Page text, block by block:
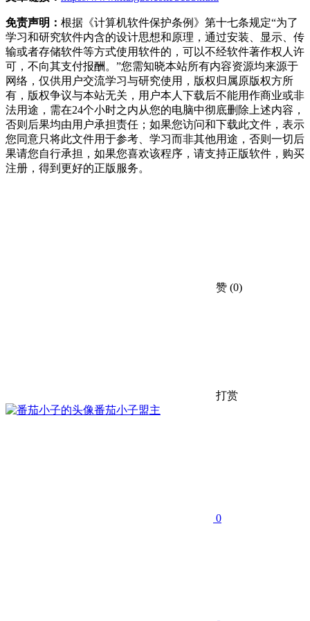
免责声明： 根据《计算机软件保护条例》第十七条规定“为了
学习和研究软件内含的设计思想和原理，通过安装、显示、传
输或者存储软件等方式使用软件的，可以不经软件著作权人许
可，不向其支付报酬。”您需知晓本站所有内容资源均来源于
网络，仅供用户交流学习与研究使用，版权归属原版权方所
有，版权争议与本站无关，用户本人下载后不能用作商业或非
法用途，需在24个小时之内从您的电脑中彻底删除上述内容，
否则后果均由用户承担责任；如果您访问和下载此文件，表示
您同意只将此文件用于参考、学习而非其他用途，否则一切后
果请您自行承担，如果您喜欢该程序，请支持正版软件，购买
注册，得到更好的正版服务。
赞 (0)
打赏
番茄小子盟主
0